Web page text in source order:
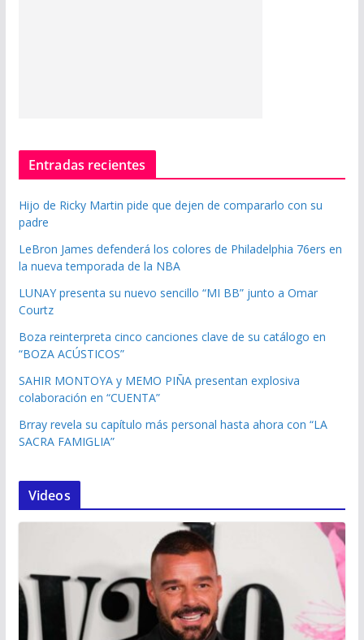
Entradas recientes
Hijo de Ricky Martin pide que dejen de compararlo con su
padre
LeBron James defenderá los colores de Philadelphia 76ers en
la nueva temporada de la NBA
LUNAY presenta su nuevo sencillo “MI BB” junto a Omar
Courtz
Boza reinterpreta cinco canciones clave de su catálogo en
“BOZA ACÚSTICOS”
SAHIR MONTOYA y MEMO PIÑA presentan explosiva
colaboración en “CUENTA”
Brray revela su capítulo más personal hasta ahora con “LA
SACRA FAMIGLIA”
Videos